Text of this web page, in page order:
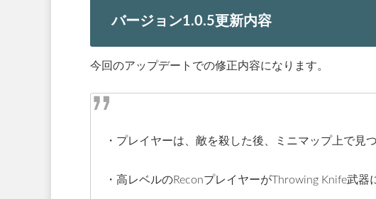
バージョン1.0.5更新内容
今回のアップデートでの修正内容になります。
・プレイヤーは、敵を殺した後、ミニマップ上で見
・高レベルのReconプレイヤーがThrowing Knife武